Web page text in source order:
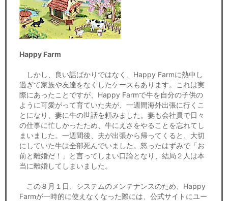
Happy Farm
しかし、良い話ばかりではなく、Happy Farmに熱中し
過ぎて家族や友達をなくしたケースもあります。これは実
際にあったことですが、Happy Farmで牛を自分の子供の
ように可愛がって育ていた夫が、一週間海外出張に行くこ
とになり、妻に牛の世話を頼みました。妻も会社員で日々
の仕事に忙しかったため、牛にえさをやることを忘れてし
まいました。一週間後、夫が出張から帰ってくると、大切
にしていた牛は全部死んでいました。怒ったはずみで「お
前と離婚だ！」と言ってしまい口論となり、結局２人は本
当に離婚してしまいました。
この８月１日、システムのメンテナンスのため、Happy
Farmが一時的に使えなくなった際には、公式サイトにユー